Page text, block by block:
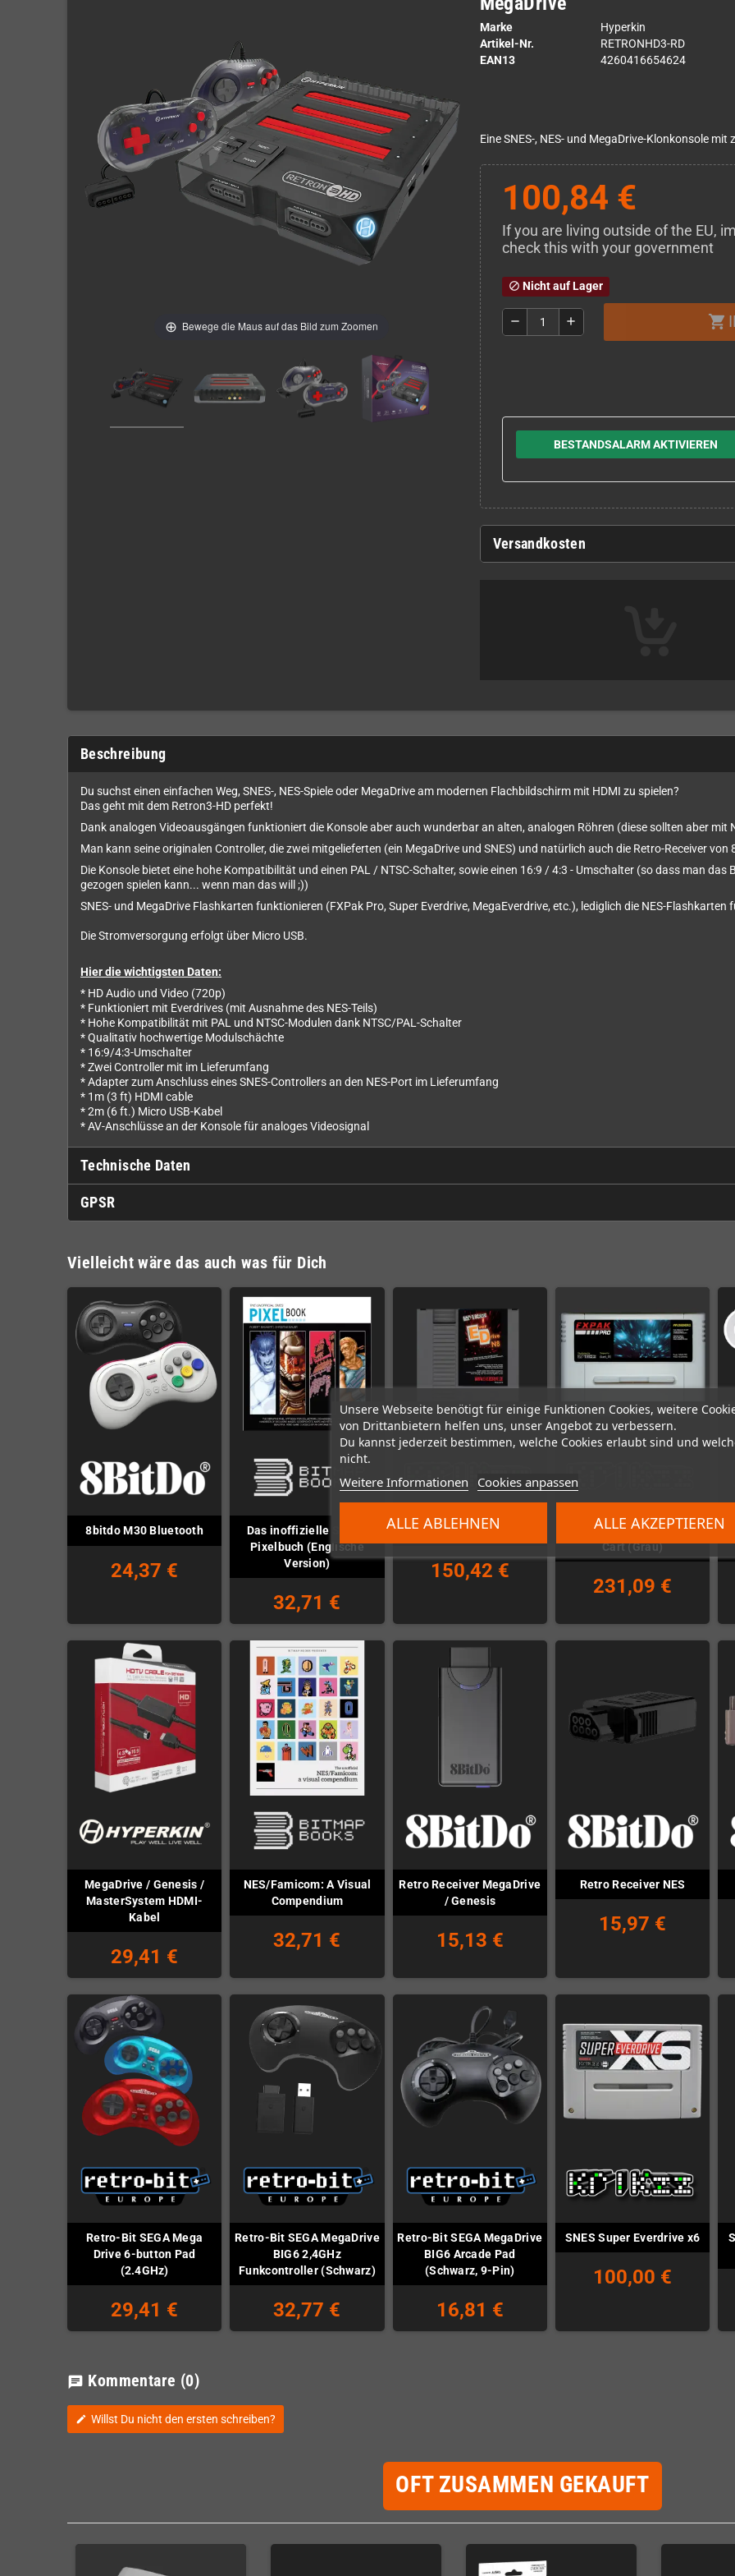
Unsere Webseite benötigt für einige Funktionen Cookies, weitere
von Drittanbietern helfen uns, unser Angebot zu verbessern.
Du kannst jederzeit bestimmen, welche Cookies erlaubt sind und
nicht.
Weitere Informationen Cookies anpassen
ALLE ABLEHNEN ALLE AKZEPTIEREN
Bewege die Maus auf das Bild zum Zoomen
Marke
Hyperkin
Artikel-Nr.
RETRONHD3-RD
EAN13
4260416654624
Eine SNES-, NES- und MegaDrive-Klonkonsole
100,84 €
If you are living outside of the EU,
check this with your government
block Nicht auf Lager
remove add shopping_cart
BESTANDSALARM AKTIVIEREN
Versandkosten
Beschreibung
Du suchst einen einfachen Weg, SNES-, NES-Spiele oder MegaDrive am modernen Flachbildschirm mit HDMI zu spielen?
Das geht mit dem Retron3-HD perfekt!
Dank analogen Videoausgängen funktioniert die Konsole aber auch wunderbar an alten, analogen Röhren (diese sollten aber mit
Man kann seine originalen Controller, die zwei mitgelieferten (ein MegaDrive und SNES) und natürlich auch die Retro-Receiver von
Die Konsole bietet eine hohe Kompatibilität und einen PAL / NTSC-Schalter, sowie einen 16:9 / 4:3 - Umschalter (so dass man
gezogen spielen kann... wenn man das will ;))
SNES- und MegaDrive Flashkarten funktionieren (FXPak Pro, Super Everdrive, MegaEverdrive, etc.), lediglich die NES-Flashkarten
Die Stromversorgung erfolgt über Micro USB.
Hier die wichtigsten Daten:
* HD Audio und Video (720p)
* Funktioniert mit Everdrives (mit Ausnahme des NES-Teils)
* Hohe Kompatibilität mit PAL und NTSC-Modulen dank NTSC/PAL-Schalter
* Qualitativ hochwertige Modulschächte
* 16:9/4:3-Umschalter
* Zwei Controller mit im Lieferumfang
* Adapter zum Anschluss eines SNES-Controllers an den NES-Port im Lieferumfang
* 1m (3 ft) HDMI cable
* 2m (6 ft.) Micro USB-Kabel
* AV-Anschlüsse an der Konsole für analoges Videosignal
Technische Daten
GPSR
Vielleicht wäre das auch was für Dich
8bitdo M30 Bluetooth
24,37 €
Das inoffizielle SNES-
Pixelbuch (Englische
Version)
32,71 €
Everdrive-N8 Pro
150,42 €
FXPak Pro SNES Flash
Cart (Grau)
231,09 €
MegaDrive / Genesis /
MasterSystem HDMI-
Kabel
29,41 €
NES/Famicom: A Visual
Compendium
32,71 €
Retro Receiver MegaDrive
/ Genesis
15,13 €
Retro Receiver NES
15,97 €
Retro-Bit SEGA Mega
Drive 6-button Pad
(2.4GHz)
29,41 €
Retro-Bit SEGA MegaDrive
BIG6 2,4GHz
Funkcontroller (Schwarz)
32,77 €
Retro-Bit SEGA MegaDrive
BIG6 Arcade Pad
(Schwarz, 9-Pin)
16,81 €
SNES Super Everdrive x6
100,00 €
chat Kommentare (0)
edit Willst Du nicht den ersten schreiben?
OFT ZUSAMMEN GEKAUFT